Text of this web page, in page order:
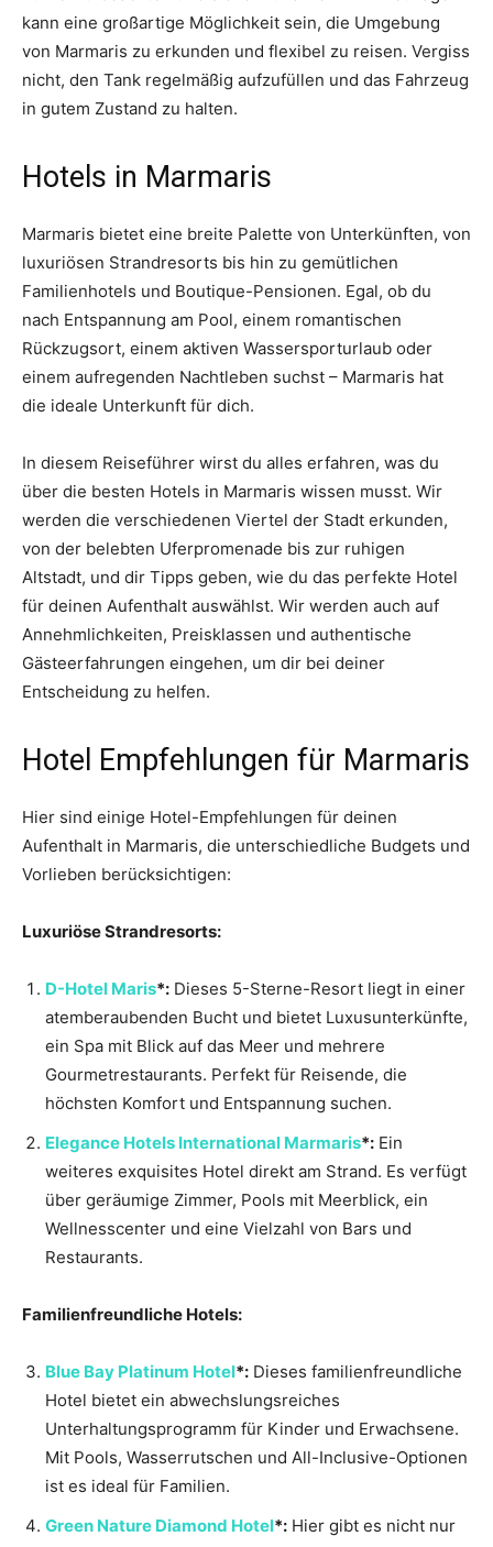
kann eine großartige Möglichkeit sein, die Umgebung
von Marmaris zu erkunden und flexibel zu reisen. Vergiss
nicht, den Tank regelmäßig aufzufüllen und das Fahrzeug
in gutem Zustand zu halten.
Hotels in Marmaris
Marmaris bietet eine breite Palette von Unterkünften, von
luxuriösen Strandresorts bis hin zu gemütlichen
Familienhotels und Boutique-Pensionen. Egal, ob du
nach Entspannung am Pool, einem romantischen
Rückzugsort, einem aktiven Wassersporturlaub oder
einem aufregenden Nachtleben suchst – Marmaris hat
die ideale Unterkunft für dich.
In diesem Reiseführer wirst du alles erfahren, was du
über die besten Hotels in Marmaris wissen musst. Wir
werden die verschiedenen Viertel der Stadt erkunden,
von der belebten Uferpromenade bis zur ruhigen
Altstadt, und dir Tipps geben, wie du das perfekte Hotel
für deinen Aufenthalt auswählst. Wir werden auch auf
Annehmlichkeiten, Preisklassen und authentische
Gästeerfahrungen eingehen, um dir bei deiner
Entscheidung zu helfen.
Hotel Empfehlungen für Marmaris
Hier sind einige Hotel-Empfehlungen für deinen
Aufenthalt in Marmaris, die unterschiedliche Budgets und
Vorlieben berücksichtigen:
Luxuriöse Strandresorts:
D-Hotel Maris*: Dieses 5-Sterne-Resort liegt in einer
atemberaubenden Bucht und bietet Luxusunterkünfte,
ein Spa mit Blick auf das Meer und mehrere
Gourmetrestaurants. Perfekt für Reisende, die
höchsten Komfort und Entspannung suchen.
Elegance Hotels International Marmaris*: Ein
weiteres exquisites Hotel direkt am Strand. Es verfügt
über geräumige Zimmer, Pools mit Meerblick, ein
Wellnesscenter und eine Vielzahl von Bars und
Restaurants.
Familienfreundliche Hotels:
Blue Bay Platinum Hotel*: Dieses familienfreundliche
Hotel bietet ein abwechslungsreiches
Unterhaltungsprogramm für Kinder und Erwachsene.
Mit Pools, Wasserrutschen und All-Inclusive-Optionen
ist es ideal für Familien.
Green Nature Diamond Hotel*: Hier gibt es nicht nur